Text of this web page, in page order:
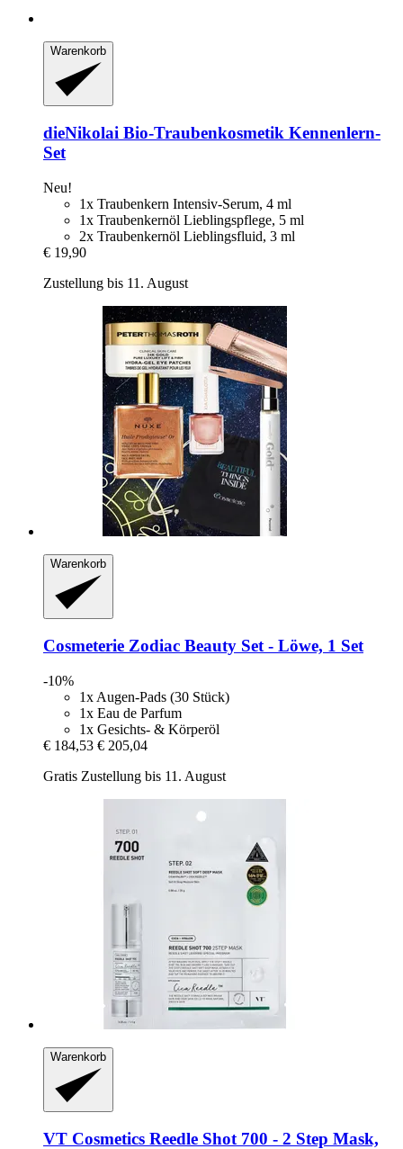
Warenkorb
dieNikolai Bio-​Traubenkosmetik Kennenlern-​
Set
Neu!
1x Traubenkern Intensiv-Serum, 4 ml
1x Traubenkernöl Lieblingspflege, 5 ml
2x Traubenkernöl Lieblingsfluid, 3 ml
€ 19,90
Zustellung bis 11. August
Warenkorb
Cosmeterie Zodiac Beauty Set -​ Löwe, 1 Set
-10%
1x Augen-Pads (30 Stück)
1x Eau de Parfum
1x Gesichts- & Körperöl
€ 184,53 € 205,04
Gratis Zustellung bis 11. August
Warenkorb
VT Cosmetics Reedle Shot 700 -​ 2 Step Mask,